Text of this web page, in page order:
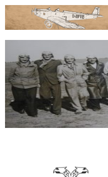
Familia
Școala
De
Aviație